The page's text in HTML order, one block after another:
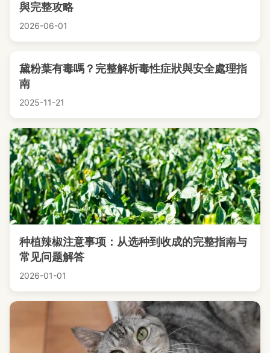
與完整攻略
2026-06-01
黛粉葉有毒嗎？完整解析毒性症狀與安全處理指
南
2025-11-21
种植辣椒注意事项：从选种到收成的完整指南与
常见问题解答
2026-01-01